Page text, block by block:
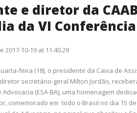
e diretor da
da VI
feira (18), o presidente da Caixa de
secretário-geral Milton Jordão,
Advocacia (ESA-BA), uma homenagem
comemorado em todo o Brasil no dia 15